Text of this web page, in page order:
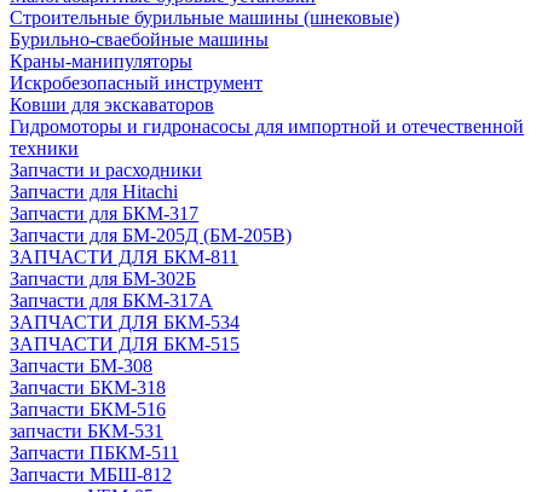
Строительные бурильные машины (шнековые)
Бурильно-сваебойные машины
Краны-манипуляторы
Искробезопасный инструмент
Ковши для экскаваторов
Гидромоторы и гидронасосы для импортной и отечественной
техники
Запчасти и расходники
Запчасти для Hitachi
Запчасти для БКМ-317
Запчасти для БМ-205Д (БМ-205В)
ЗАПЧАСТИ ДЛЯ БКМ-811
Запчасти для БМ-302Б
Запчасти для БКМ-317А
ЗАПЧАСТИ ДЛЯ БКМ-534
ЗАПЧАСТИ ДЛЯ БКМ-515
Запчасти БМ-308
Запчасти БКМ-318
Запчасти БКМ-516
запчасти БКМ-531
Запчасти ПБКМ-511
Запчасти МБШ-812